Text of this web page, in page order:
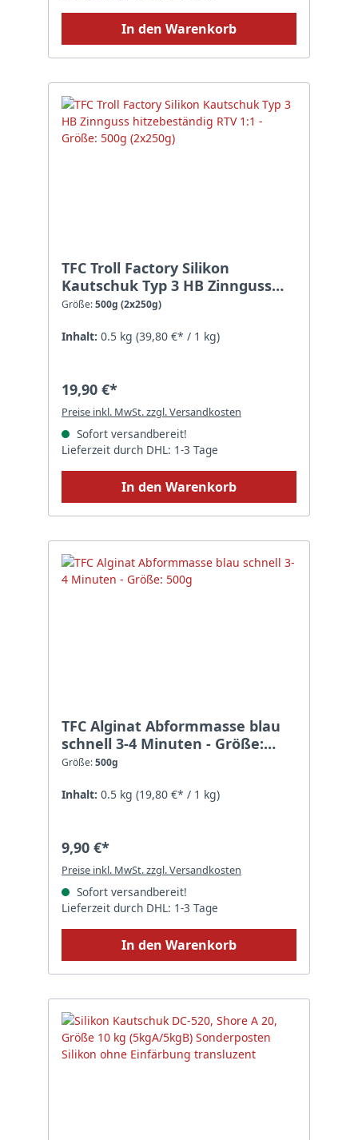
In den Warenkorb
TFC Troll Factory Silikon
Kautschuk Typ 3 HB Zinnguss
hitzebeständig RTV 1:1 - Größe:
Größe:500g (2x250g)
Inhalt: 0.5 kg (39,80 €* / 1 kg)
19,90 €*
Preise inkl. MwSt. zzgl. Versandkosten
Sofort versandbereit!
Lieferzeit durch DHL: 1-3 Tage
In den Warenkorb
TFC Alginat Abformmasse blau
schnell 3-4 Minuten - Größe:
500g
Größe:500g
Inhalt: 0.5 kg (19,80 €* / 1 kg)
9,90 €*
Preise inkl. MwSt. zzgl. Versandkosten
Sofort versandbereit!
Lieferzeit durch DHL: 1-3 Tage
In den Warenkorb